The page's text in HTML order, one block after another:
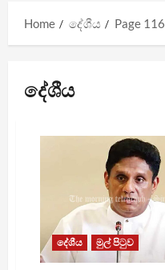
Home
දේශීය Page 116
දේශීය
දේශීය මුල් පිටුව